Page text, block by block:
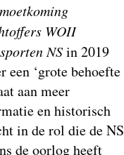
WOII
NSin 2019
een ‘grote behoefte
aan meer
en historisch
in de rol die de NS
de oorlog heeft